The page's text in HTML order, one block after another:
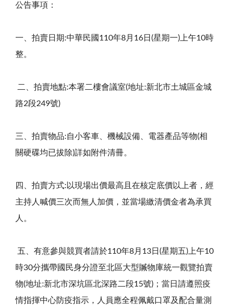
公告事項：
一、拍賣日期:中華民國 110年8月 16日 (星期一) 上午10時
整。
二、 拍賣地點:本署二樓會議室(地址:新北市土城區金城
路2段249號)
三、拍賣物品:自小客車、機械設備、電器產品等物(相
關硬碟均已拔除)詳如附件清冊。
四、拍賣方式: 以現場出價最高且在核定底價以上者，經
主持人喊價三次而無人加價，並當場繳清價金者為承買
人。
五、 有意參與競買者請於110年8月 13日 (星期五 ) 上午10
時30分攜帶國民身分證至北區大型贓物庫統一觀覽拍賣
物(地址:新北市深坑區北深路二段15號) ；當日請遵照疫
情指揮中心防疫指示，人員應全程佩戴口罩及配合量測